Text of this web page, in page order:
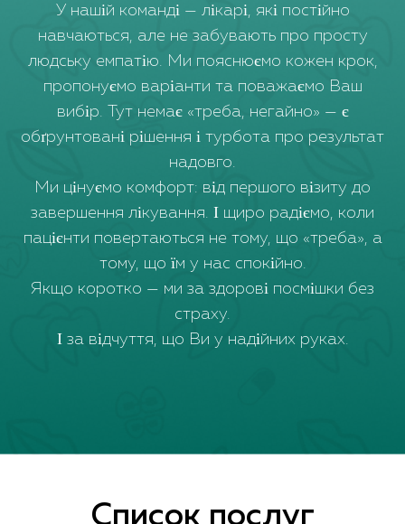
У нашій команді — лікарі, які постійно
навчаються, але не забувають про просту
людську емпатію. Ми пояснюємо кожен крок,
пропонуємо варіанти та поважаємо Ваш
вибір. Тут немає «треба, негайно» — є
обґрунтовані рішення і турбота про результат
надовго.
Ми цінуємо комфорт: від першого візиту до
завершення лікування. І щиро радіємо, коли
пацієнти повертаються не тому, що «треба», а
тому, що їм у нас спокійно.
Якщо коротко — ми за здорові посмішки без
страху.
І за відчуття, що Ви у надійних руках.
Список послуг